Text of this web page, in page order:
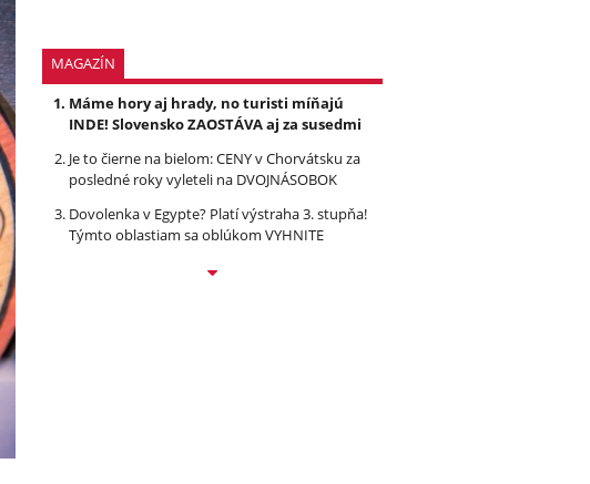
MAGAZÍN
Máme hory aj hrady, no turisti míňajú
INDE! Slovensko ZAOSTÁVA aj za susedmi
Je to čierne na bielom: CENY v Chorvátsku za
posledné roky vyleteli na DVOJNÁSOBOK
Dovolenka v Egypte? Platí výstraha 3. stupňa!
Týmto oblastiam sa oblúkom VYHNITE